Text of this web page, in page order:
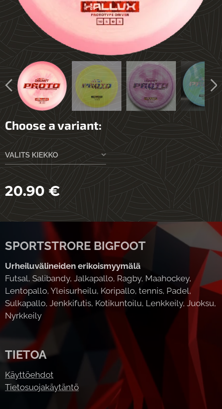
Choose a variant:
VALITS KIEKKO
20.90 €
SPORTSTRORE BIGFOOT
Urheiluvälineiden erikoismyymälä
Futsal, Salibandy, Jalkapallo, Ragby, Maahockey,
Lentopallo, Yleisurheilu, Koripallo, tennis, Padel,
Sulkapallo, Jenkkifutis, Kotikuntoilu, Lenkkeily, Juoksu,
Nyrkkeily
TIETOA
Käyttöehdot
Tietosuojakäytäntö